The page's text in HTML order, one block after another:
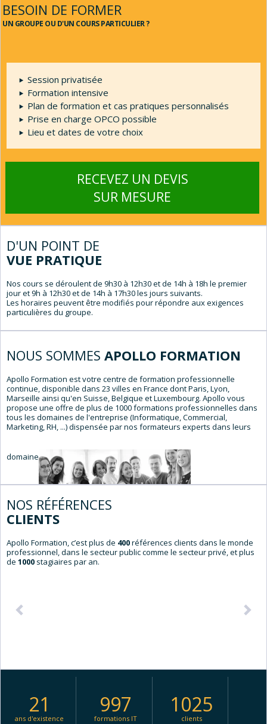
BESOIN DE FORMER
UN GROUPE OU D'UN COURS PARTICULIER ?
Session privatisée
Formation intensive
Plan de formation et cas pratiques personnalisés
Prise en charge OPCO possible
Lieu et dates de votre choix
RECEVEZ UN DEVIS
SUR MESURE
D'UN POINT DE
VUE PRATIQUE
Nos cours se déroulent de 9h30 à 12h30 et de 14h à 18h le premier
jour et 9h à 12h30 et de 14h à 17h30 les jours suivants.
Les horaires peuvent être modifiés pour répondre aux exigences
particulières du groupe.
NOUS SOMMES APOLLO FORMATION
Apollo Formation est votre centre de formation professionnelle
continue, disponible dans 23 villes en France dont Paris, Lyon,
Marseille ainsi qu'en Suisse, Belgique et Luxembourg. Apollo vous
propose une offre de plus de 1000 formations professionnelles dans
tous les domaines de l'entreprise (Informatique, Commercial,
Marketing, RH, ...) dispensée par nos formateurs experts dans leurs
domaines.
NOS RÉFÉRENCES
CLIENTS
Apollo Formation, c’est plus de 400références clients dans le monde
professionnel, dans le secteur public comme le secteur privé, et plus
de 1000 stagiaires par an.
21
ans d'existence
997
formations IT
1025
clients